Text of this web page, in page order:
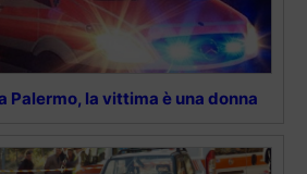
Palermo, la vittima è una donna